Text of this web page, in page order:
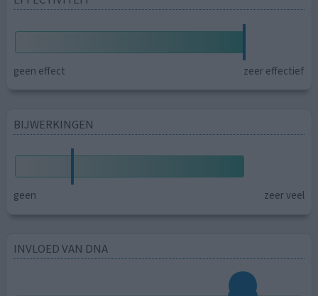
geen effect zeer effectief
BIJWERKINGEN
geen zeer veel
INVLOED VAN DNA